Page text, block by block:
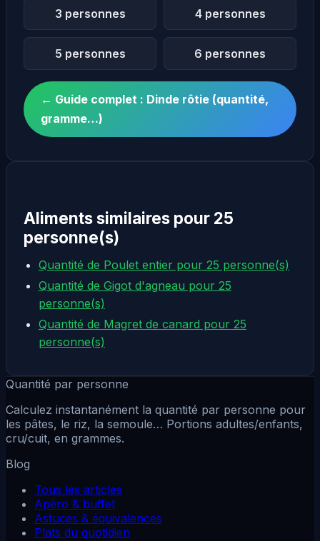
3 personnes 4 personnes
5 personnes 6 personnes
← Guide complet : Dinde rôtie (quantité,
gramme…)
Aliments similaires pour 25
personne(s)
Quantité de Poulet entier pour 25 personne(s)
Quantité de Gigot d'agneau pour 25
personne(s)
Quantité de Magret de canard pour 25
personne(s)
Quantité par personne
Calculez instantanément la quantité par personne pour
les pâtes, le riz, la semoule… Portions adultes/enfants,
cru/cuit, en grammes.
Blog
Tous les articles
Apéro & buffet
Astuces & équivalences
Plats du quotidien